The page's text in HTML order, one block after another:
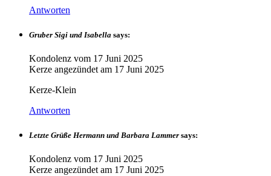
Antworten
Gruber Sigi und Isabella says:
Kondolenz vom 17 Juni 2025
Kerze angezündet am 17 Juni 2025
Kerze-Klein
Antworten
Letzte Grüße Hermann und Barbara Lammer says:
Kondolenz vom 17 Juni 2025
Kerze angezündet am 17 Juni 2025